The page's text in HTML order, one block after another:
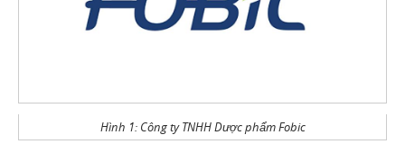
Hình 1: Công ty TNHH Dược phẩm Fobic